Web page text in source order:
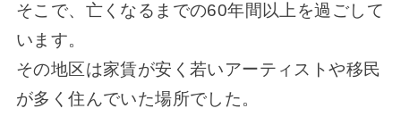
そこで、亡くなるまでの60年間以上を過ごして
います。
その地区は家賃が安く若いアーティストや移民
が多く住んでいた場所でした。